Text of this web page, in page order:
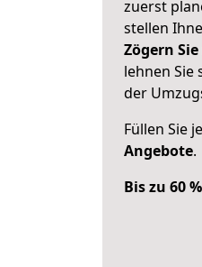
zuerst
stellen
Zögern
lehnen Sie
der
Füllen Sie
Angebote.
Bis zu 60